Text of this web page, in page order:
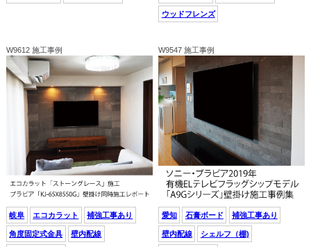
ウッドフレンズ
W9612 施工事例
岐阜 エコカラット 補強工事あり
角度固定式金具 壁内配線
W9547 施工事例
愛知 石膏ボード 補強工事あり
壁内配線 シェルフ（棚)